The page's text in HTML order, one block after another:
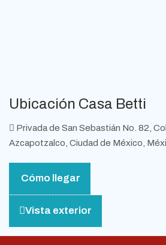
Ubicación Casa Betti
Privada de San Sebastián No. 82,
Azcapotzalco, Ciudad de México,
Cómo llegar
Vista exterior